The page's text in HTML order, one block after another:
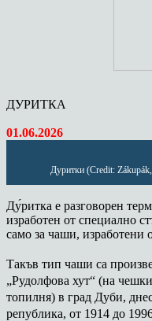
ДУРИТКА
01.06.2026
Дуритки (Credit:
Ду́ритка е разговорен
изработен от специално
само за чаши, изработени
Такъв тип чаши са
„Рудолфова хут“ (на
топилня) в град Дуби,
република, от 1914 до